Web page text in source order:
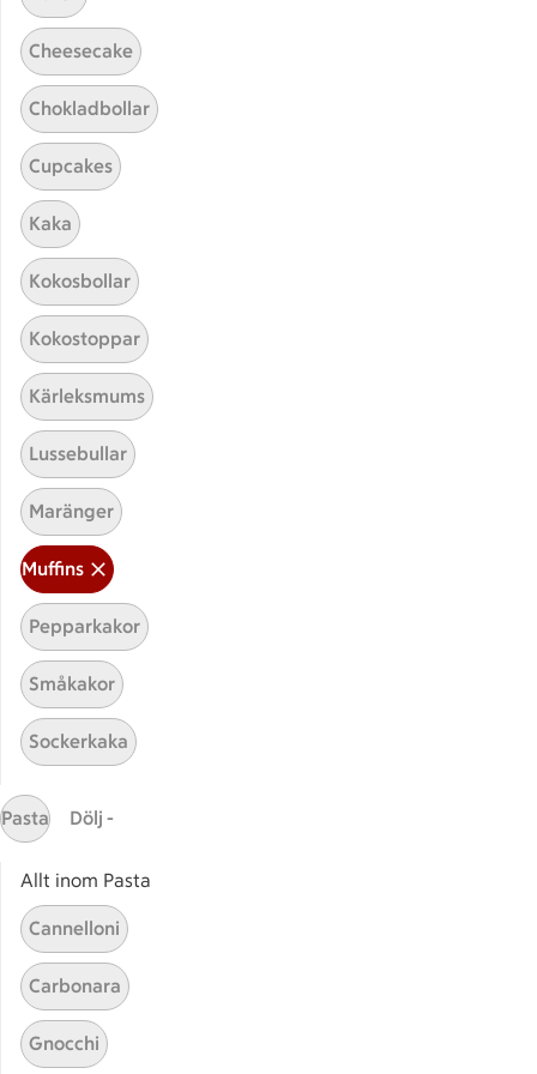
Hittade inget recept
Testa att söka på något nytt, eller ta bort något av
Muffins
Här hittar du alla goda recept du har sparat och
Start
Cheesecake
Chokladbollar
Cupcakes
Kaka
Kokosbollar
Kokostoppar
Kärleksmums
Lussebullar
Maränger
Muffins
Pepparkakor
Småkakor
Sockerkaka
Pasta Dölj -
Allt inom Pasta
Cannelloni
Carbonara
Gnocchi